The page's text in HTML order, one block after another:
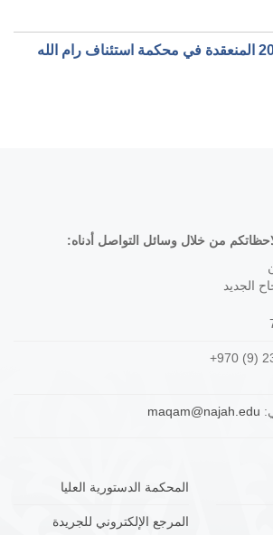
القضية رقم ‎949‏/‎2016‏ المنعقدة في محكمة استئناف رام الله
من خلال وسائل التواصل أدناه:
الجديد
+970 (9)
maqam@najah.edu
المحكمة الدستورية العليا
المرجع الإلكتروني للجريدة